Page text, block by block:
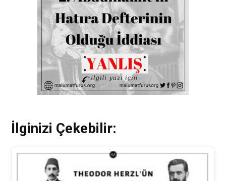
İlginizi Çekebilir: